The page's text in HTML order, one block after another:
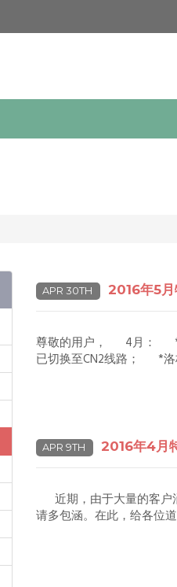
APR 30TH 2016年5
尊敬的用户， 4月： *洛
已切换至CN2线路； *
APR 9TH 2016年4月
近期，由于大量的客户
请多包涵。在此，给各